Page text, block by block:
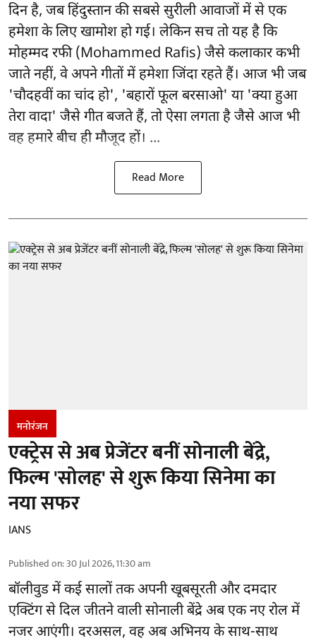
दिन है, जब हिंदुस्तान की सबसे सुरीली आवाजों में से एक
हमेशा के लिए खामोश हो गई। लेकिन सच तो यह है कि
मोहम्मद रफी (Mohammed Rafis) जैसे कलाकार कभी
जाते नहीं, वे अपने गीतों में हमेशा जिंदा रहते हैं। आज भी जब
'चौदहवीं का चांद हो', 'बहारों फूल बरसाओ' या 'क्या हुआ
तेरा वादा' जैसे गीत बजते हैं, तो ऐसा लगता है जैसे आज भी
वह हमारे बीच ही मौजूद हों। ...
Read More
मनोरंजन
एक्ट्रेस से अब प्रेजेंटर बनीं सोनाली बेंद्रे,
फिल्म 'सोलह' से शुरू किया सिनेमा का
नया सफर
IANS
Published on:30 Jul 2026, 11:30 am
बॉलीवुडमें कई सालों तक अपनी खूबसूरती और दमदार
एक्टिंग से दिल जीतने वाली सोनाली बेंद्रे अब एक नए रोल में
नजर आएंगी। दरअसल, वह अब अभिनय के साथ-साथ